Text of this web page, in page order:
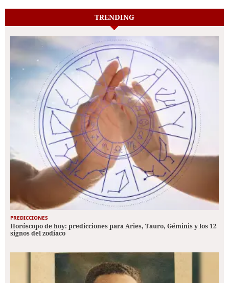
TRENDING
PREDICCIONES
Horóscopo de hoy: predicciones para Aries, Tauro, Géminis y los 12
signos del zodiaco